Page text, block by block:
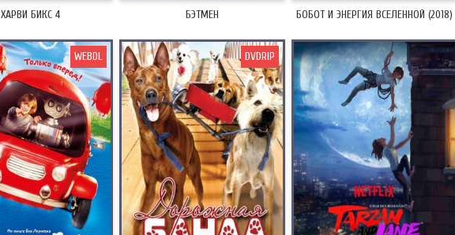
ХАРВИ БИКС 4 БЭТМЕН БОБОТ И ЭНЕРГИЯ ВСЕЛЕННОЙ (2018)
WEBDL DVDRIP